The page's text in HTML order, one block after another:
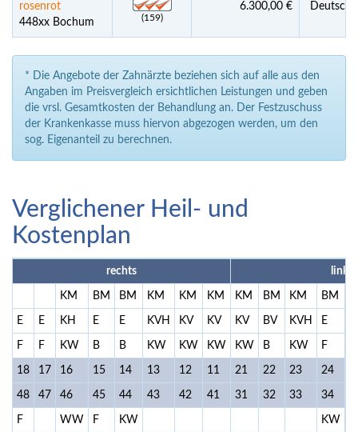
rosenrot
448xx Bochum
(159)
6.300,00 €
* Die Angebote der Zahnärzte beziehen sich auf alle aus den
Angaben im Preisvergleich ersichtlichen Leistungen und geben
die vrsl. Gesamtkosten der Behandlung an. Der Festzuschuss
der Krankenkasse muss hiervon abgezogen werden, um den
sog. Eigenanteil zu berechnen.
Verglichener Heil- und
Kostenplan
rechts links
KM BM BM KM KM KM KM BM KM BM
E E KH E E KVH KV KV KV BV KVH E
F F KW B B KW KW KW KW B KW F
18 17 16 15 14 13 12 11 21 22 23 24
48 47 46 45 44 43 42 41 31 32 33 34
F WW F KW KW